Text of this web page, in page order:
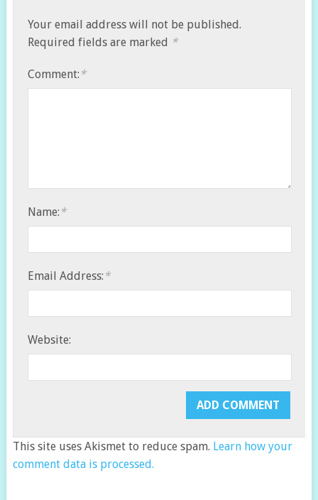
Your email address will not be published.
Required fields are marked *
Comment: *
Name: *
Email Address: *
Website:
This site uses Akismet to reduce spam. Learn how your
comment data is processed.